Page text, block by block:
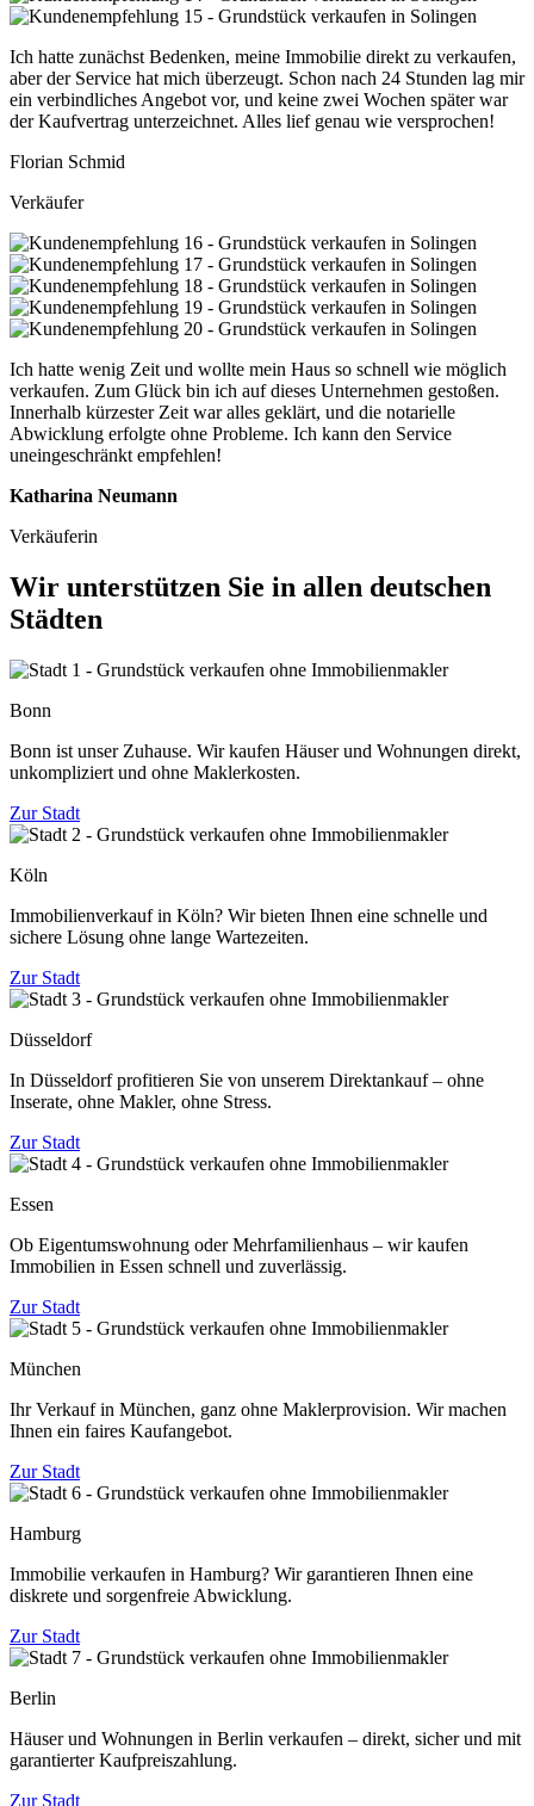
Ich hatte zunächst Bedenken, meine Immobilie direkt zu verkaufen,
aber der Service hat mich überzeugt. Schon nach 24 Stunden lag mir
ein verbindliches Angebot vor, und keine zwei Wochen später war
der Kaufvertrag unterzeichnet. Alles lief genau wie versprochen!
Florian Schmid
Verkäufer
Ich hatte wenig Zeit und wollte mein Haus so schnell wie möglich
verkaufen. Zum Glück bin ich auf dieses Unternehmen gestoßen.
Innerhalb kürzester Zeit war alles geklärt, und die notarielle
Abwicklung erfolgte ohne Probleme. Ich kann den Service
uneingeschränkt empfehlen!
Katharina Neumann
Verkäuferin
Wir unterstützen Sie in allen deutschen
Städten
Bonn
Bonn ist unser Zuhause. Wir kaufen Häuser und Wohnungen direkt,
unkompliziert und ohne Maklerkosten.
Zur Stadt
Köln
Immobilienverkauf in Köln? Wir bieten Ihnen eine schnelle und
sichere Lösung ohne lange Wartezeiten.
Zur Stadt
Düsseldorf
In Düsseldorf profitieren Sie von unserem Direktankauf – ohne
Inserate, ohne Makler, ohne Stress.
Zur Stadt
Essen
Ob Eigentumswohnung oder Mehrfamilienhaus – wir kaufen
Immobilien in Essen schnell und zuverlässig.
Zur Stadt
München
Ihr Verkauf in München, ganz ohne Maklerprovision. Wir machen
Ihnen ein faires Kaufangebot.
Zur Stadt
Hamburg
Immobilie verkaufen in Hamburg? Wir garantieren Ihnen eine
diskrete und sorgenfreie Abwicklung.
Zur Stadt
Berlin
Häuser und Wohnungen in Berlin verkaufen – direkt, sicher und mit
garantierter Kaufpreiszahlung.
Zur Stadt